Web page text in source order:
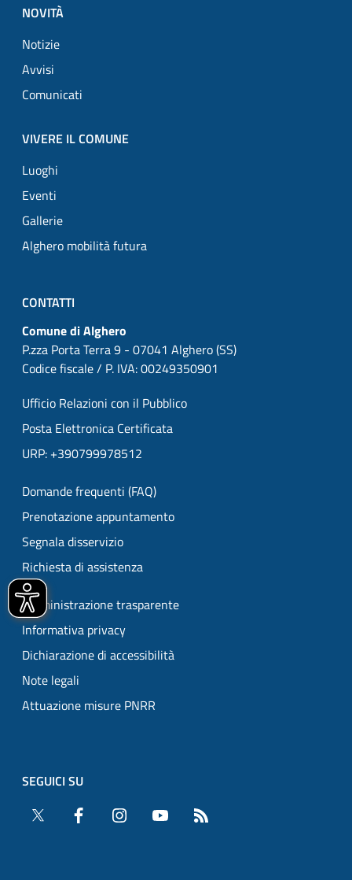
NOVITÀ
Notizie
Avvisi
Comunicati
VIVERE IL COMUNE
Luoghi
Eventi
Gallerie
Alghero mobilità futura
CONTATTI
Comune di Alghero
P.zza Porta Terra 9 - 07041 Alghero (SS)
Codice fiscale / P. IVA: 00249350901
Ufficio Relazioni con il Pubblico
Posta Elettronica Certificata
URP: +390799978512
Domande frequenti (FAQ)
Prenotazione appuntamento
Segnala disservizio
Richiesta di assistenza
Amministrazione trasparente
Informativa privacy
Dichiarazione di accessibilità
Note legali
Attuazione misure PNRR
SEGUICI SU
Twitter
Facebook Instagram YouTube